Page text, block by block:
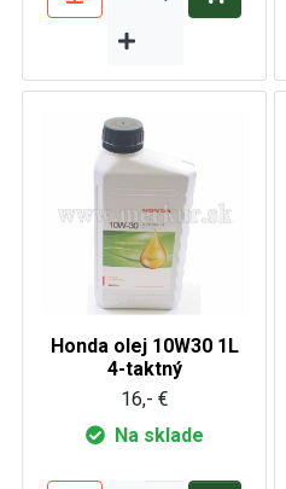
Honda olej 10W30 1L
4-taktný
16,- €
Na sklade